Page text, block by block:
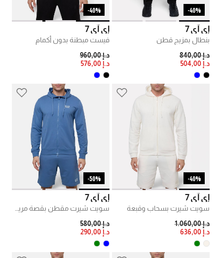
40%-
إي آي 7
بنطال بمزيج قطن
PRICE REDUCED FROM
د.إ 840,00
TO
د.إ 504,00
40%-
إي آي 7
فيست مبطنة بدون أكمام
PRICE REDUCED FROM
د.إ 960,00
د.إ 576,00
40%-
إي آي 7
سويت شيرت بسحاب وقبعة
PRICE REDUCED FROM
د.إ 1.060,00
TO
د.إ 636,00
50%-
إي آي 7
PRICE REDUCED FROM
د.إ 580,00
د.إ 290,00